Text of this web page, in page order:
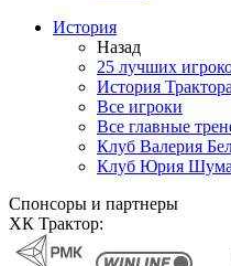
История
Назад
25 лучших
История Трактора
Все игроки
Все главные
Клуб Валерия
Клуб Юрия
Спонсоры и партнеры
ХК Трактор: